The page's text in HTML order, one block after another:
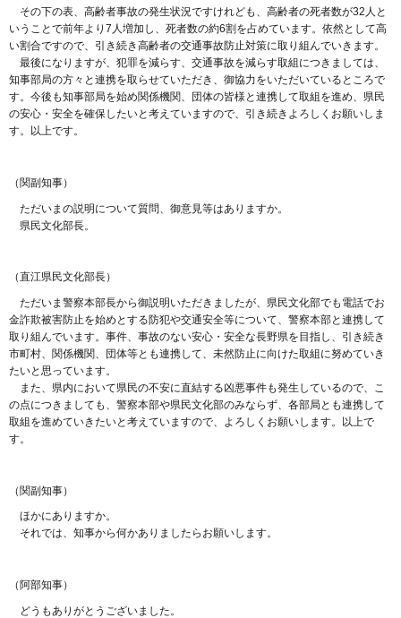
その下の表、高齢者事故の発生状況ですけれども、高齢者の死者数が32人と
いうことで前年より7人増加し、死者数の約6割を占めています。依然として高
い割合ですので、引き続き高齢者の交通事故防止対策に取り組んでいきます。
最後になりますが、犯罪を減らす、交通事故を減らす取組につきましては、
知事部局の方々と連携を取らせていただき、御協力をいただいているところで
す。今後も知事部局を始め関係機関、団体の皆様と連携して取組を進め、県民
の安心・安全を確保したいと考えていますので、引き続きよろしくお願いしま
す。以上です。
（関副知事）
ただいまの説明について質問、御意見等はありますか。
県民文化部長。
（直江県民文化部長）
ただいま警察本部長から御説明いただきましたが、県民文化部でも電話でお
金詐欺被害防止を始めとする防犯や交通安全等について、警察本部と連携して
取り組んでいます。事件、事故のない安心・安全な長野県を目指し、引き続き
市町村、関係機関、団体等とも連携して、未然防止に向けた取組に努めていき
たいと思っています。
また、県内において県民の不安に直結する凶悪事件も発生しているので、こ
の点につきましても、警察本部や県民文化部のみならず、各部局とも連携して
取組を進めていきたいと考えていますので、よろしくお願いします。以上で
す。
（関副知事）
ほかにありますか。
それでは、知事から何かありましたらお願いします。
（阿部知事）
どうもありがとうございました。